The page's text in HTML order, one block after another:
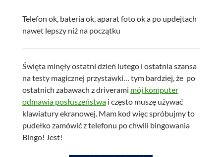
Telefon ok, bateria ok, aparat foto ok a po updejtach
nawet lepszy niż na początku
Święta minęły ostatni dzień lutego i ostatnia szansa
na testy magicznej przystawki… tym bardziej, że po
ostatnich zabawach z driverami mój komputer
odmawia posłuszeństwai często muszę używać
klawiatury ekranowej. Mam kod więc spróbujmy to
pudełko zamówić z telefonu po chwili bingowania
Bingo! Jest!